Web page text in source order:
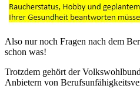
Also nur noch Fragen nach dem
schon was!
Trotzdem gehört der
Anbietern von